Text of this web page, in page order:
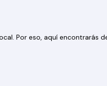
Por eso, aquí encontrarás